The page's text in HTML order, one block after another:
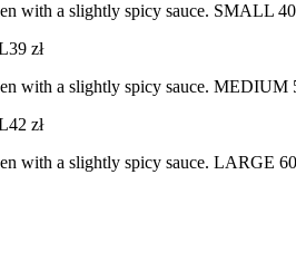
with a slightly spicy sauce. SMALL
39 zł
with a slightly spicy sauce. MEDIUM
42 zł
with a slightly spicy sauce. LARGE